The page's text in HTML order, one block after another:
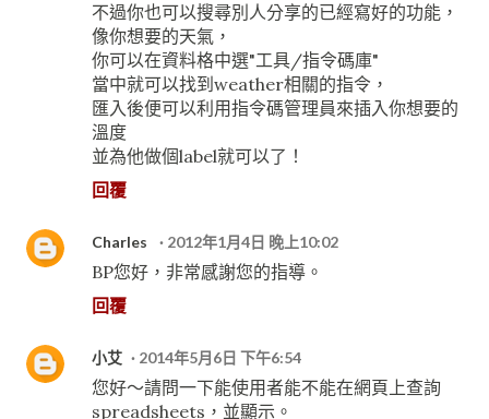
不過你也可以搜尋別人分享的已經寫好的功能，
像你想要的天氣，
你可以在資料格中選"工具/指令碼庫"
當中就可以找到weather相關的指令，
匯入後便可以利用指令碼管理員來插入你想要的
溫度
並為他做個label就可以了！
回覆
Charles 2012年1月4日 晚上10:02
BP您好，非常感謝您的指導。
回覆
小艾 2014年5月6日 下午6:54
您好～請問一下能使用者能不能在網頁上查詢
spreadsheets，並顯示。